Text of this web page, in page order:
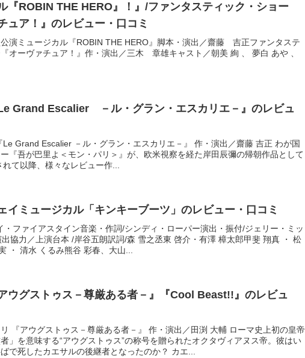
『ROBIN THE HERO』！』/ファンタスティック・ショー
ュア！』のレビュー・口コミ
演ミュージカル『ROBIN THE HERO』脚本・演出／齋藤 吉正ファンタステ
オーヴァチュア！』作・演出／三木 章雄キャスト／朝美 絢 、 夢白 あや 、
Grand Escalier －ル・グラン・エスカリエ－』のレビュ
Le Grand Escalier －ル・グラン・エスカリエ－』 作・演出／齋藤 吉正 わが国
『吾が巴里よ＜モン・パリ＞』が、欧米視察を経た岸田辰彌の帰朝作品として
て以降、様々なレビュー作...
イミュージカル「キンキーブーツ」のレビュー・口コミ
・ファイアスタイン音楽・作詞/シンディ・ローパー演出・振付/ジェリー・ミッ
協力／上演台本 /岸谷五朗訳詞/森 雪之丞東 啓介・有澤 樟太郎甲斐 翔真 ・ 松
・ 清水 くるみ熊谷 彩春、大山...
ウグストゥス－尊厳ある者－』『Cool Beast!!』のレビュ
リ 『アウグストゥス－尊厳ある者－』 作・演出／田渕 大輔 ローマ史上初の皇帝
」を意味する“アウグストゥス”の称号を贈られたオクタヴィアヌス帝。彼はい
で死したカエサルの後継者となったのか？ カエ...